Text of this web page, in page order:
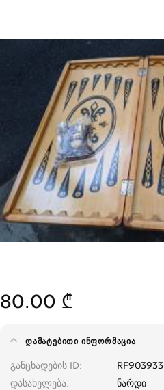
80.00 ₾
ᲓᲐᲛᲐᲢᲔᲑᲘᲗᲘ ᲘᲜᲤᲝᲠᲛᲐᲪᲘᲐ
განცხადების ID
RF903933
დასახელება
ნარდი